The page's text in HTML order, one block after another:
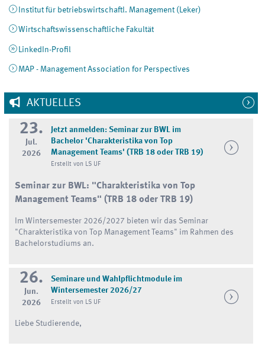
Institut für betriebswirtschaftl. Management (Leker)
Wirtschaftswissenschaftliche Fakultät
LinkedIn-Profil
MAP - Management Association for Perspectives
AKTUELLES
23.
Jul.
2026
Jetzt anmelden: Seminar zur BWL im
Bachelor 'Charakteristika von Top
Management Teams' (TRB 18 oder TRB 19)
Erstellt von LS UF
Seminar zur BWL: "Charakteristika von Top
Management Teams"(TRB 18 oder TRB 19)
Im Wintersemester 2026/2027 bieten wir das Seminar
"Charakteristika von Top Management Teams" im Rahmen des
Bachelorstudiums an.
26.
Jun.
2026
Seminare und Wahlpflichtmodule im
Wintersemester 2026/27
Erstellt von LS UF
Liebe Studierende,